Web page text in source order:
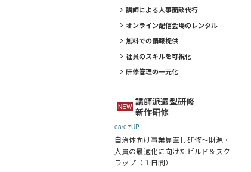
講師による人事面談代行
オンライン配信会場のレンタル
無料での情報提供
社員のスキルを可視化
研修管理の一元化
NEW 講師派遣型研修
新作研修
08/07UP
自治体向け事業見直し研修～財源・
人員の最適化に向けたビルド＆スク
ラップ（１日間）